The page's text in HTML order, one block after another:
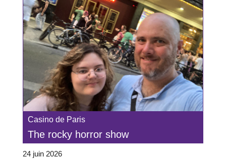
Casino de Paris
The rocky horror show
24 juin 2026